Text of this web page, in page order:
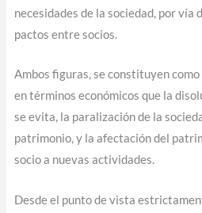
necesidades de la sociedad, por vía
pactos entre socios.
Ambos figuras, se constituyen
en términos económicos que la
se evita, la paralización de la
patrimonio, y la afectación del
socio a nuevas actividades.
Desde el punto de vista